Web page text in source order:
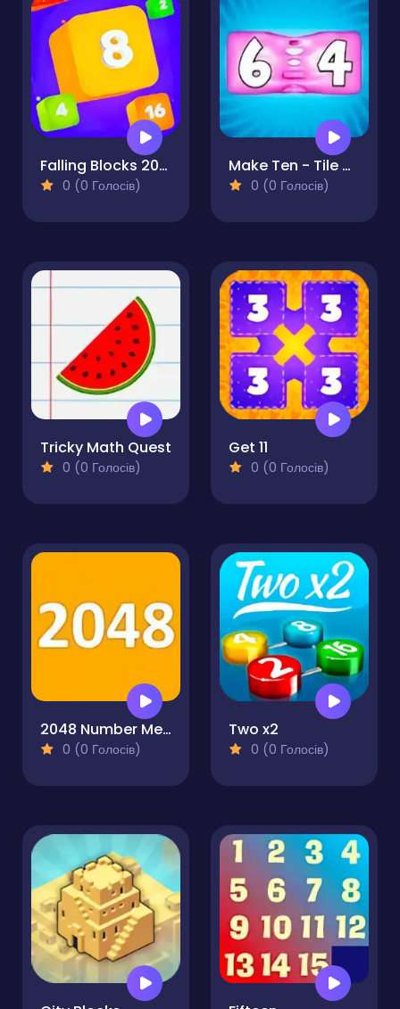
Falling Blocks 2048 - 2D
0 (0 Голосів)
Make Ten - Tile Merge
0 (0 Голосів)
Tricky Math Quest
0 (0 Голосів)
Get 11
0 (0 Голосів)
2048 Number Merge
0 (0 Голосів)
Two x2
0 (0 Голосів)